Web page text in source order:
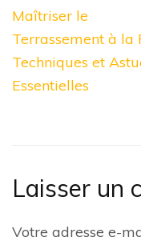
Navigation
de
l’article
Maîtriser le
Terrassement à la
Techniques et
Essentielles
Laisser un
Votre adresse e-